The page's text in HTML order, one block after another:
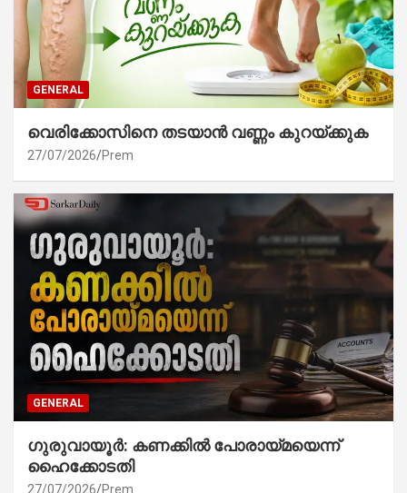
GENERAL
വെരിക്കോസിനെ തടയാൻ വണ്ണം കുറയ്ക്കുക
27/07/2026 Prem
GENERAL
ഗുരുവായൂർ: കണക്കിൽ പോരായ്മയെന്ന്
ഹൈക്കോടതി
27/07/2026 Prem